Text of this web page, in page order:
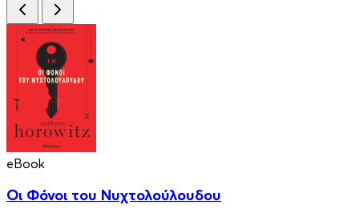
eBook
Οι Φόνοι του Νυχτολούλουδου